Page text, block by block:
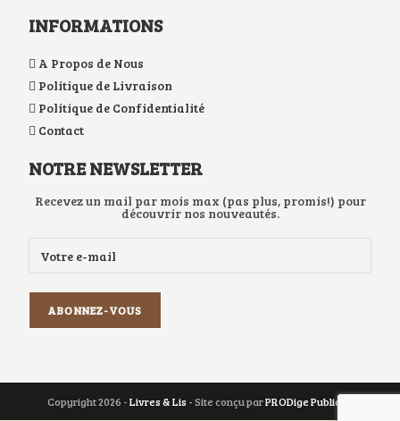
INFORMATIONS
A Propos de Nous
Politique de Livraison
Politique de Confidentialité
Contact
NOTRE NEWSLETTER
Recevez un mail par mois max (pas plus, promis!) pour
découvrir nos nouveautés.
Copyright 2026 -Livres & Lis- Site conçu parPRODige Publicité